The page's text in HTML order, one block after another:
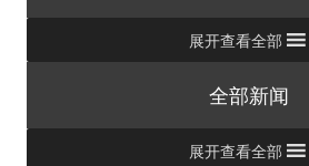
展开查看全部
全部新闻
展开查看全部